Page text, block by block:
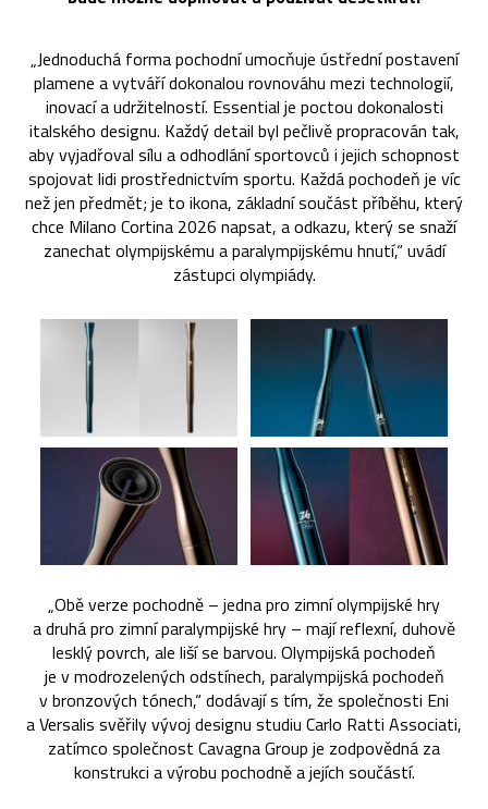
„Jednoduchá forma pochodní umocňuje ústřední postavení
plamene a vytváří dokonalou rovnováhu mezi technologií,
inovací a udržitelností. Essential je poctou dokonalosti
italského designu. Každý detail byl pečlivě propracován tak,
aby vyjadřoval sílu a odhodlání sportovců i jejich schopnost
spojovat lidi prostřednictvím sportu. Každá pochodeň je víc
než jen předmět; je to ikona, základní součást příběhu, který
chce Milano Cortina 2026 napsat, a odkazu, který se snaží
zanechat olympijskému a paralympijskému hnutí,“ uvádí
zástupci olympiády.
„Obě verze pochodně – jedna pro zimní olympijské hry
a druhá pro zimní paralympijské hry – mají reflexní, duhově
lesklý povrch, ale liší se barvou. Olympijská pochodeň
je v modrozelených odstínech, paralympijská pochodeň
v bronzových tónech,“ dodávají s tím, že společnosti Eni
a Versalis svěřily vývoj designu studiu Carlo Ratti Associati,
zatímco společnost Cavagna Group je zodpovědná za
konstrukci a výrobu pochodně a jejích součástí.